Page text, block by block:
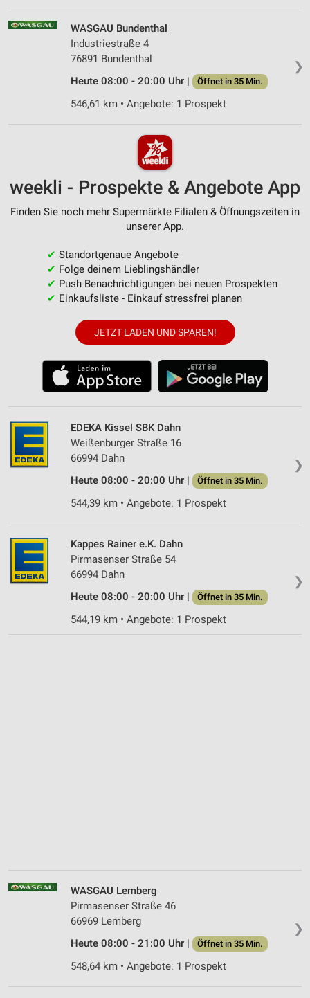
❯
WASGAU Bundenthal
Industriestraße 4
76891 Bundenthal
Heute 08:00 - 20:00 Uhr |
Öffnet in 35 Min.
546,61 km • Angebote: 1 Prospekt
weekli - Prospekte & Angebote App
Finden Sie noch mehr Supermärkte Filialen & Öffnungszeiten in
unserer App.
✔ Standortgenaue Angebote
✔ Folge deinem Lieblingshändler
✔ Push-Benachrichtigungen bei neuen Prospekten
✔ Einkaufsliste - Einkauf stressfrei planen
JETZT LADEN UND SPAREN!
❯
EDEKA Kissel SBK Dahn
Weißenburger Straße 16
66994 Dahn
Heute 08:00 - 20:00 Uhr |
Öffnet in 35 Min.
544,39 km • Angebote: 1 Prospekt
❯
Kappes Rainer e.K. Dahn
Pirmasenser Straße 54
66994 Dahn
Heute 08:00 - 20:00 Uhr |
Öffnet in 35 Min.
544,19 km • Angebote: 1 Prospekt
❯
WASGAU Lemberg
Pirmasenser Straße 46
66969 Lemberg
Heute 08:00 - 21:00 Uhr |
Öffnet in 35 Min.
548,64 km • Angebote: 1 Prospekt